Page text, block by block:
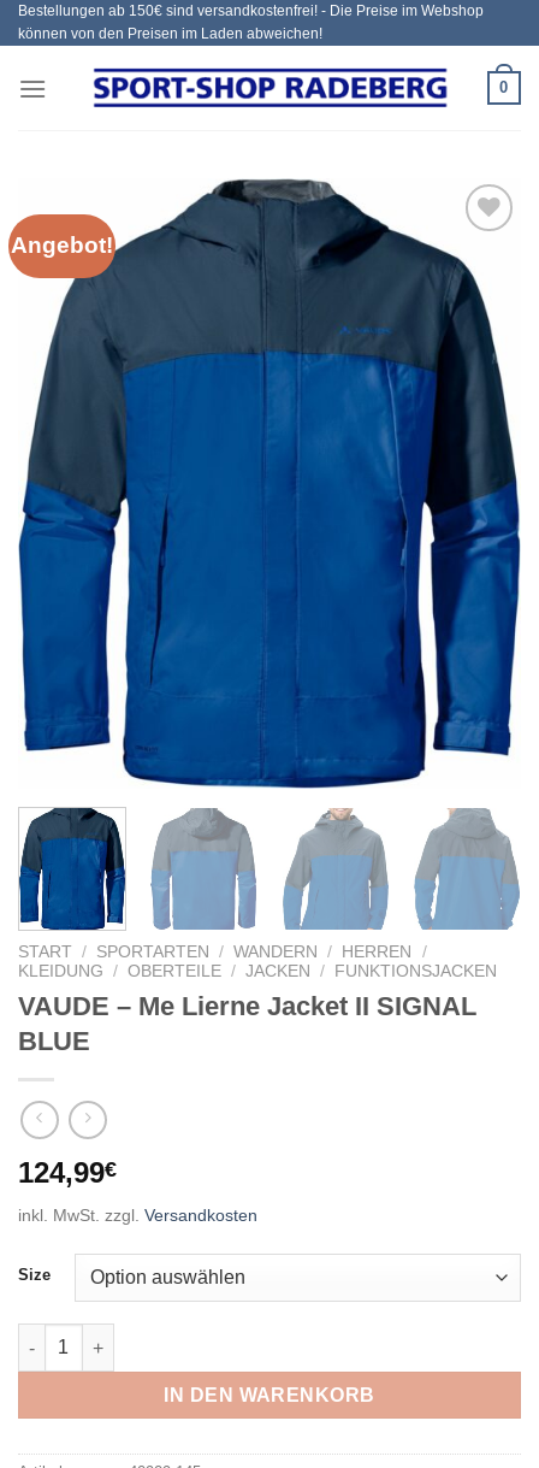
Zum
Inhalt
Bestellungen ab 150€ sind versandkostenfrei! - Die Preise im Webshop
können von den Preisen im Laden abweichen!
0
Angebot!
Add to
wishlist
START / SPORTARTEN / WANDERN / HERREN
/
KLEIDUNG
/ OBERTEILE / JACKEN / FUNKTIONSJACKEN
VAUDE – Me Lierne Jacket II SIGNAL
BLUE
124,99€
inkl. MwSt. zzgl. Versandkosten
Size
VAUDE - Me Lierne Jacket II SIGNAL BLUE Menge
IN DEN WARENKORB